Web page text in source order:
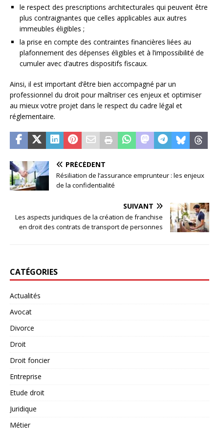
le respect des prescriptions architecturales qui peuvent être
plus contraignantes que celles applicables aux autres
immeubles éligibles ;
la prise en compte des contraintes financières liées au
plafonnement des dépenses éligibles et à l’impossibilité de
cumuler avec d’autres dispositifs fiscaux.
Ainsi, il est important d’être bien accompagné par un
professionnel du droit pour maîtriser ces enjeux et optimiser
au mieux votre projet dans le respect du cadre légal et
réglementaire.
PRÉCÉDENT
Résiliation de l’assurance emprunteur : les enjeux
de la confidentialité
SUIVANT
Les aspects juridiques de la création de franchise
en droit des contrats de transport de personnes
CATÉGORIES
Actualités
Avocat
Divorce
Droit
Droit foncier
Entreprise
Etude droit
Juridique
Métier